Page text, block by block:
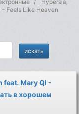
Hypersia,
- Feels Like Heaven
feat. Mary Ql -
в хорошем